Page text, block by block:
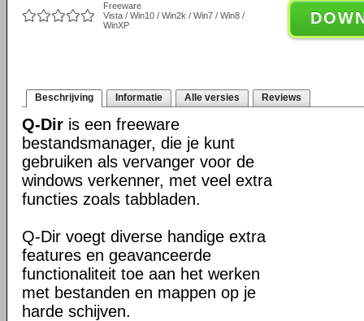
Freeware
Vista / Win10 / Win2k / Win7 / Win8 /
WinXP
Beschrijving Informatie Alle versies Reviews
Q-Dir is een freeware
bestandsmanager, die je kunt
gebruiken als vervanger voor de
windows verkenner, met veel extra
functies zoals tabbladen.
Q-Dir voegt diverse handige extra
features en geavanceerde
functionaliteit toe aan het werken
met bestanden en mappen op je
harde schijven.